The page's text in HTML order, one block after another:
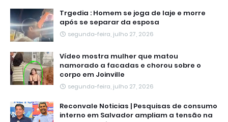
Trgedia : Homem se joga de laje e morre
após se separar da esposa
segunda-feira, julho 27, 2026
Vídeo mostra mulher que matou
namorado a facadas e chorou sobre o
corpo em Joinville
segunda-feira, julho 27, 2026
Reconvale Noticias | Pesquisas de consumo
interno em Salvador ampliam a tensão na